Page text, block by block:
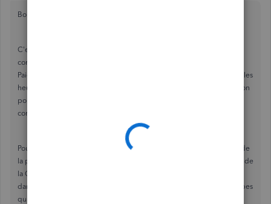
Bonjour claude-parentcpa,
C'est important que les informations de paies soient entrées
correctement pour que vos paies soient justes. QuickBooks en ligne
Paie est un outil capable de acculer et payer vos employés basés sur les
heures qu'ils ont travaillé. Je peux vous pointer vers la bonne direction
pour de l'assistance avec la payer. Pour de l'assistance avec votre
compte de paie.
Pour de l'assistance avec ce message d'erreur qui bloque la section de
la paie, il faudrait contacter l'équipe de soutien de la paie en dehors de
la Communauté. Ils vont pouvoir faire une analyze de votre compte
dans le système avec vous dans un endroit sécurisé pour voir les étapes
qu'il faut faire pour débloquer le compte de paie. Vous pouvez les